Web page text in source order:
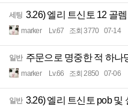
세팅 3.26) 엘리 트신토 12 골
marker Lv.67 조회 3770 07-14
일반 주문으로 명중한 적 하나
marker Lv.66 조회 2850 07-06
일반 3.26) 엘리 트신토 pob 및